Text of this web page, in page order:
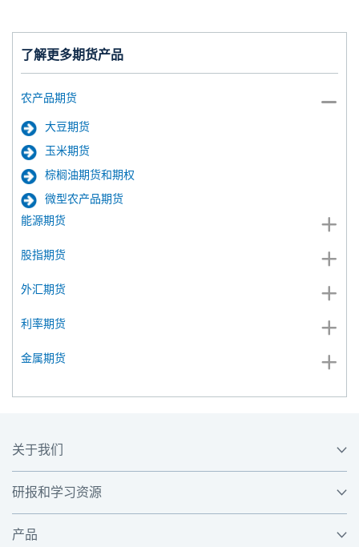
了解更多期货产品
农产品期货
大豆期货
玉米期货
棕榈油期货和期权
微型农产品期货
能源期货
股指期货
外汇期货
利率期货
金属期货
关于我们
研报和学习资源
产品